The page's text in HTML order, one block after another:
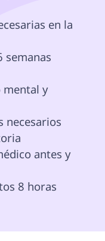
en la
semanas
mental y
necesarios
antes y
8 horas